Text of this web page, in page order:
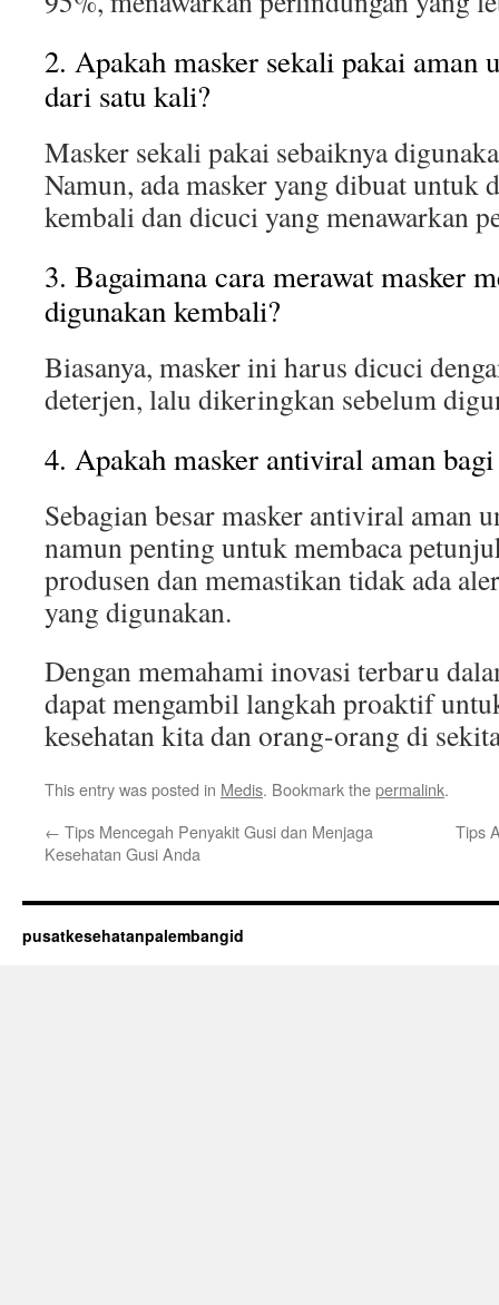
2. Apakah masker sekali pakai aman
dari satu kali?
Masker sekali pakai sebaiknya
Namun, ada masker yang dibuat untuk
kembali dan dicuci yang menawarkan
3. Bagaimana cara merawat masker
digunakan kembali?
Biasanya, masker ini harus dicuci
deterjen, lalu dikeringkan sebelum
4. Apakah masker antiviral aman
Sebagian besar masker antiviral aman
namun penting untuk membaca
produsen dan memastikan tidak ada
yang digunakan.
Dengan memahami inovasi terbaru
dapat mengambil langkah proaktif
kesehatan kita dan orang-orang di
This entry was posted in Medis. Bookmark thepermalink.
← Tips Mencegah Penyakit Gusi dan Menjaga
Kesehatan Gusi Anda
Tips
pusatkesehatanpalembangid